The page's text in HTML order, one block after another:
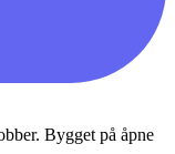
Bygget på åpne